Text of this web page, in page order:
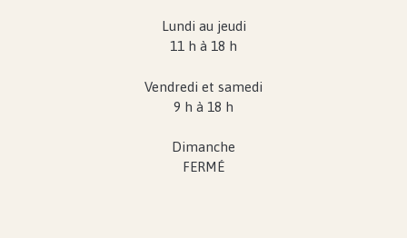
Lundi au jeudi
11 h à 18 h
Vendredi et samedi
9 h à 18 h
Dimanche
FERMÉ